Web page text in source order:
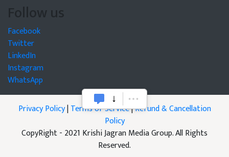
Follow us
Facebook
Twitter
LinkedIn
Instagram
WhatsApp
Privacy Policy|Terms of Service|Refund & Cancellation
Policy
CopyRight - 2021 Krishi Jagran Media Group. All Rights
Reserved.